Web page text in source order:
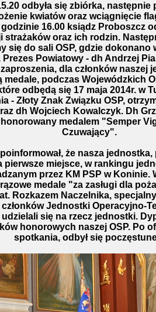
odbyła się zbiórka, następnie
kwiatów oraz wciągnięcie
godzinie 16.00 ksiądz Proboszcz
strażaków oraz ich rodzin.
się do sali OSP, gdzie dokonano
Powiatowy - dh Andrzej
dla członków naszej
medale, podczas Wojewódzkich
odbędą się 17 maja 2014r. w
- Złoty Znak Związku OSP,
dh Wojciech Kowalczyk. Dh
medalem "Semper
Czuwający".
że nasza jednostka,
pierwsze miejsce, w rankingu
przez KM PSP w Koninie.
medale "za zasługi dla
Rozkazem Naczelnika,
Jednostki Operacyjno-
się na rzecz jednostki.
honorowych naszej OSP. Po
spotkania, odbył się